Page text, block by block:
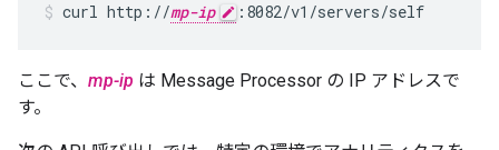
curl http://mp-ip :8082/v1/servers/self
ここで、 mp-ip は Message Processor の IP アドレスで
す。